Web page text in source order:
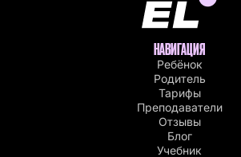
НАВИГАЦИЯ
Ребёнок
Родитель
Тарифы
Преподаватели
Отзывы
Блог
Учебник